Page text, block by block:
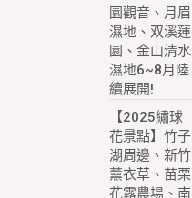
園觀音、月眉
濕地、双溪蓮
園、金山清水
濕地6~8月陸
續展開!
【2025繡球
花景點】竹子
湖周邊、新竹
薰衣草、苗栗
花露農場、南